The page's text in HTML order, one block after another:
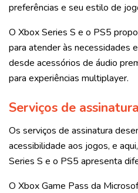
preferências e seu estilo de
O Xbox Series S e o PS5
para atender às necessidades
desde acessórios de áudio
para experiências multiplayer.
Serviços de assinatura
Os serviços de assinatura
acessibilidade aos jogos, e
Series S e o PS5 apresenta
O Xbox Game Pass da